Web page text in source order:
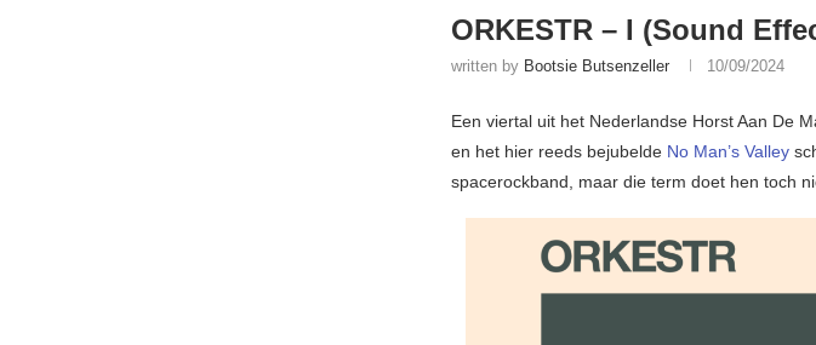
ORKESTR – I (Sound
written by Bootsie Butsenzeller 10/09/2024
Een viertal uit het Nederlandse Horst Aan De
en het hier reeds bejubelde No Man’s Valley
spacerockband, maar die term doet hen toch